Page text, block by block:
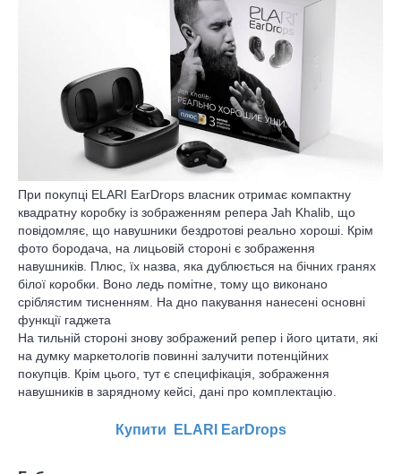
При покупці ELARI EarDrops власник отримає компактну
квадратну коробку із зображенням репера Jah Khalib, що
повідомляє, що навушники бездротові реально хороші. Крім
фото бородача, на лицьовій стороні є зображення
навушників. Плюс, їх назва, яка дублюється на бічних гранях
білої коробки. Воно ледь помітне, тому що виконано
сріблястим тисненням. На дно пакування нанесені основні
функції гаджета
На тильній стороні знову зображений репер і його цитати, які
на думку маркетологів повинні залучити потенційних
покупців. Крім цього, тут є специфікація, зображення
навушників в зарядному кейсі, дані про комплектацію.
Купити ELARI EarDrops